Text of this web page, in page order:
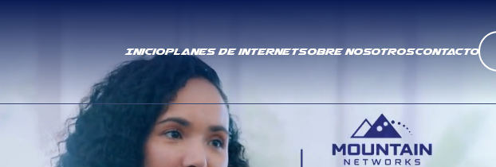
InicioPlanes de internetSOBRE NOSOTROSContacto